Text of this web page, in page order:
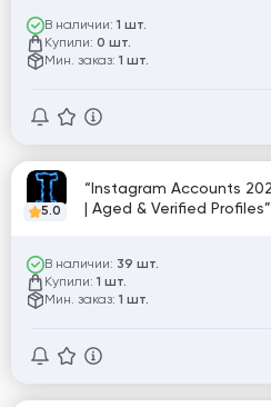
В наличии: 1 шт.
Купили: 0 шт.
Мин. заказ: 1 шт.
5.0
“Instagram Accounts
| Aged & Verified Profiles”
В наличии: 39 шт.
Купили: 1 шт.
Мин. заказ: 1 шт.